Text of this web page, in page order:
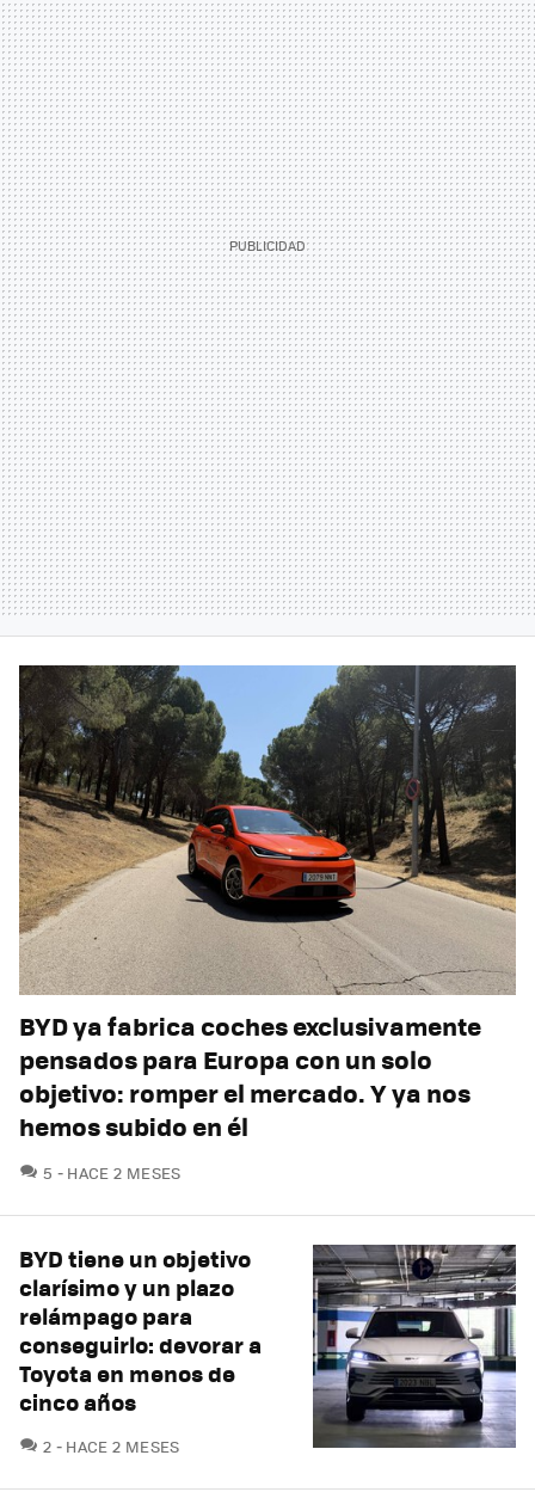
BYD ya fabrica coches exclusivamente
pensados para Europa con un solo
objetivo: romper el mercado. Y ya nos
hemos subido en él
5 COMENTARIOS
HACE 2 MESES
BYD tiene un objetivo
clarísimo y un plazo
relámpago para
conseguirlo: devorar a
Toyota en menos de
cinco años
2 COMENTARIOS
HACE 2 MESES